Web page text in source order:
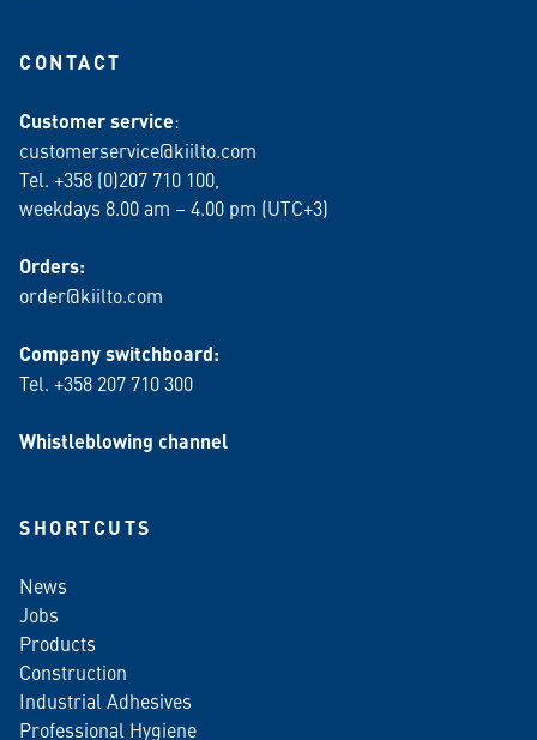
CONTACT
Customer service:
customerservice@kiilto.com
Tel. +358 (0)207 710 100,
weekdays 8.00 am – 4.00 pm (UTC+3)
Orders:
order@kiilto.com
Company switchboard:
Tel. +358 207 710 300
Whistleblowing channel
SHORTCUTS
News
Jobs
Products
Construction
Industrial Adhesives
Professional Hygiene